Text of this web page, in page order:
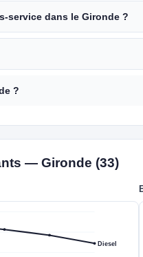
service dans le Gironde ?
?
— Gironde (33)
Diesel